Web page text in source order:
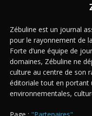
Zébuline est un journal
pour le rayonnement de
Forte d’une équipe de
domaines, Zébuline ne
culture au centre de son
éditoriale tout en portant
environnementales,